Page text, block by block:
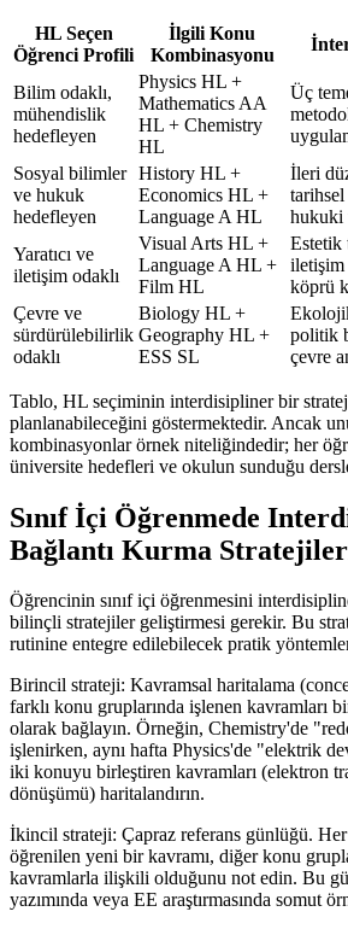
HL Seçen
Öğrenci Profili
İlgili Konu
Kombinasyonu
Bilim odaklı,
mühendislik
hedefleyen
Physics HL +
Mathematics AA
HL + Chemistry
HL
Üç
Sosyal bilimler
ve hukuk
hedefleyen
History HL +
Economics HL +
Language A HL
İleri
hukuki
Yaratıcı ve
iletişim odaklı
Visual Arts HL +
Language A HL +
Film HL
Estetik
iletişim
köprü
Çevre ve
sürdürülebilirlik
odaklı
Biology HL +
Geography HL +
ESS SL
politik
çevre
Tablo, HL seçiminin interdisipliner bir
planlanabileceğini göstermektedir. Ancak
kombinasyonlar örnek niteliğindedir; her
üniversite hedefleri ve okulun sunduğu
Sınıf İçi Öğrenmede
Bağlantı Kurma
Öğrencinin sınıf içi öğrenmesini
bilinçli stratejiler geliştirmesi gerekir. Bu
rutinine entegre edilebilecek pratik
Birincil strateji: Kavramsal haritalama
farklı konu gruplarında işlenen kavramları
olarak bağlayın. Örneğin, Chemistry'de
işlenirken, aynı hafta Physics'de "elektrik
iki konuyu birleştiren kavramları (elektron
dönüşümü) haritalandırın.
İkincil strateji: Çapraz referans günlüğü.
öğrenilen yeni bir kavramı, diğer konu
kavramlarla ilişkili olduğunu not edin. Bu
yazımında veya EE araştırmasında somut